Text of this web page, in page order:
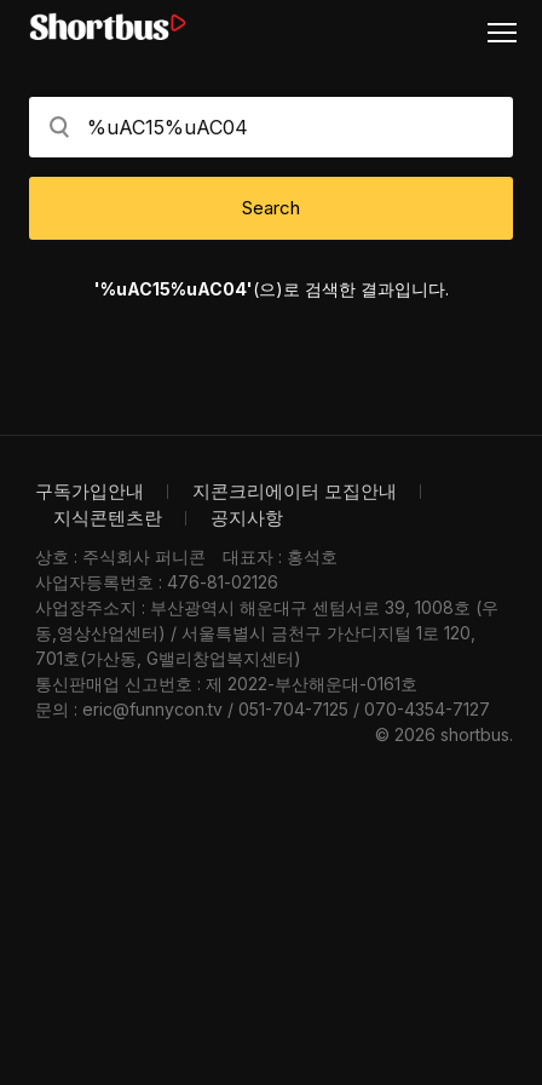
Search
'%uAC15%uAC04'(으)로 검색한 결과입니다.
구독가입안내
지콘크리에이터 모집안내
지식콘텐츠란
공지사항
상호 : 주식회사 퍼니콘
대표자 : 홍석호
사업자등록번호 : 476-81-02126
사업장주소지 : 부산광역시 해운대구 센텀서로 39, 1008호 (우
동,영상산업센터) / 서울특별시 금천구 가산디지털 1로 120,
701호(가산동, G밸리창업복지센터)
통신판매업 신고번호 : 제 2022-부산해운대-0161호
문의 : eric@funnycon.tv / 051-704-7125 / 070-4354-7127
© 2026 shortbus.